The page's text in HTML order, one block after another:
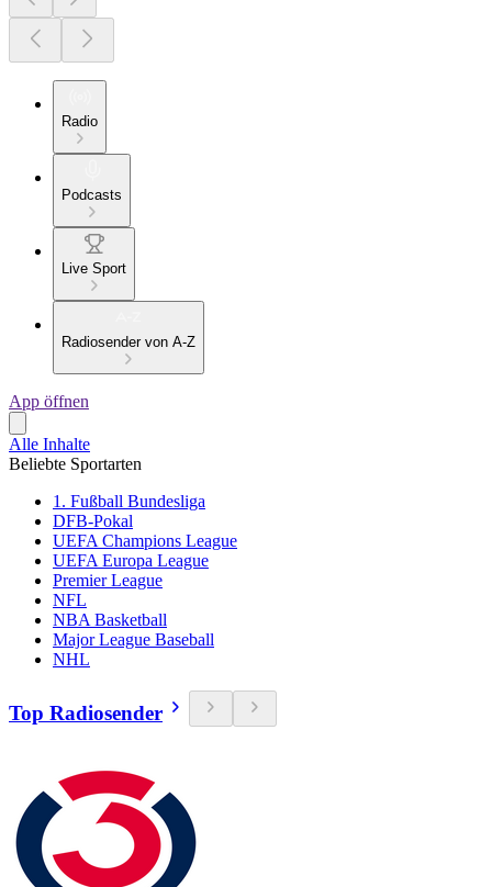
Radio
Podcasts
Live Sport
Radiosender von A-Z
App öffnen
Alle Inhalte
Beliebte Sportarten
1. Fußball Bundesliga
DFB-Pokal
UEFA Champions League
UEFA Europa League
Premier League
NFL
NBA Basketball
Major League Baseball
NHL
Top Radiosender